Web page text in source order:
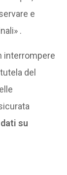
e
.
interrompere
del
su